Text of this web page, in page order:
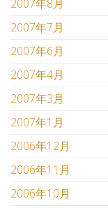
2007年8月
2007年7月
2007年6月
2007年4月
2007年3月
2007年1月
2006年12月
2006年11月
2006年10月